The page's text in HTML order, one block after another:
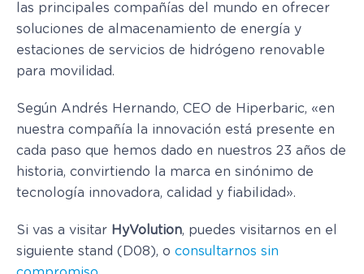
las principales compañías del mundo en ofrecer
soluciones de almacenamiento de energía y
estaciones de servicios de hidrógeno renovable
para movilidad.
Según Andrés Hernando, CEO de Hiperbaric, «en
nuestra compañía la innovación está presente en
cada paso que hemos dado en nuestros 23 años de
historia, convirtiendo la marca en sinónimo de
tecnología innovadora, calidad y fiabilidad».
Si vas a visitar HyVolution, puedes visitarnos en el
siguiente stand (D08), o consultarnos sin